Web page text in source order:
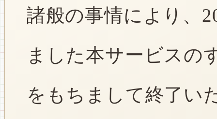
諸般の事情により、
ました本サービスの
をもちまして終了い